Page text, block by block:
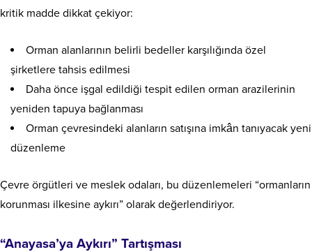
kritik madde dikkat çekiyor:
Orman alanlarının belirli bedeller karşılığında özel
şirketlere tahsis edilmesi
Daha önce işgal edildiği tespit edilen orman arazilerinin
yeniden tapuya bağlanması
Orman çevresindeki alanların satışına imkân tanıyacak yeni
düzenleme
Çevre örgütleri ve meslek odaları, bu düzenlemeleri “ormanların
korunması ilkesine aykırı” olarak değerlendiriyor.
“Anayasa’ya Aykırı” Tartışması